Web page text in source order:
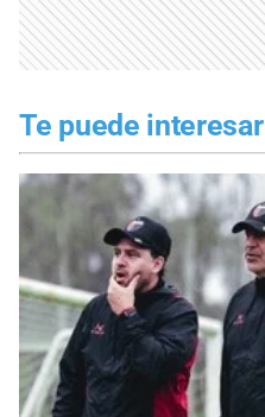
Te puede interesar